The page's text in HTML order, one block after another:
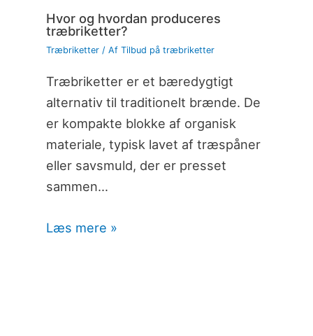
Hvor og hvordan produceres
træbriketter?
Træbriketter/ Af Tilbud på træbriketter
Træbriketter er et bæredygtigt
alternativ til traditionelt brænde. De
er kompakte blokke af organisk
materiale, typisk lavet af træspåner
eller savsmuld, der er presset
sammen…
Læs mere »